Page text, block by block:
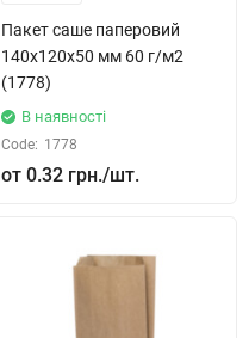
Пакет саше паперовий
140x120x50 мм 60 г/м2
(1778)
В наявності
Code: 1778
0.32 грн.